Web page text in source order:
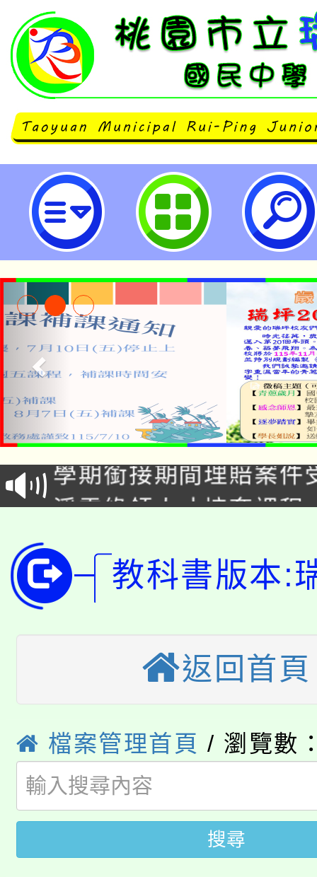
瑞坪國中111學年度教科書版本
115年食農教育專業人
程
學期銜接期間理賠案件
學籍身 分審查程序及
版
淨零綠領人才培育課程
代理(課)教師甄選結果(
「2026金融保險知識
桃園市115學年度學生
生本土語及新住民語歌
公告本校115學年度第
代理(課)教師甄選結果
公告本校115學年度第
《TA101》溝通分析基
程，歡迎學生輔導中心
心理、諮商輔導、社會
轉知苗栗縣政府辦理
縣市「校園短影音徵選
門員」簡章及活動海報
115年食農教育專業人
程
學期銜接期間理賠案件
學籍身 分審查程序及
淨零綠領人才培育課程
教科書版本:
返回首頁
檔案管理首頁 / 瀏覽數
搜尋